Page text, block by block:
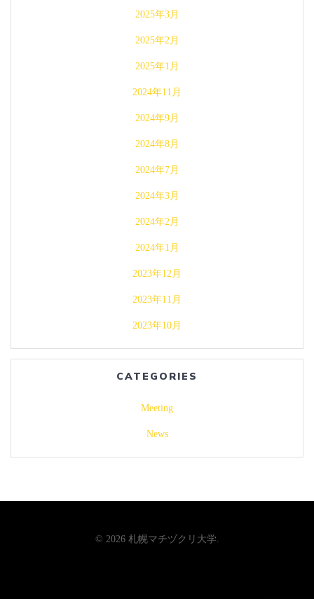
2025年3月
2025年2月
2025年1月
2024年11月
2024年9月
2024年8月
2024年7月
2024年3月
2024年2月
2024年1月
2023年12月
2023年11月
2023年10月
CATEGORIES
Meeting
News
© 2026 札幌マチヅクリ大学.